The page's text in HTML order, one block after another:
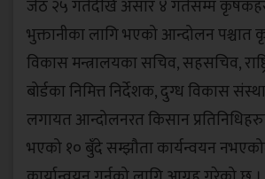
जेठ २५ गतेदेखि असार ४ गतेसम्म
भुक्तानीका लागि भएको आन्दोलन पश्चात
विकास मन्त्रालयका सचिव, सहसचिव,
बोर्डका निमित्त निर्देशक, दुग्ध विकास
लगायत आन्दोलनरत किसान
भएको १० बुँदे सम्झौता कार्यन्वयन